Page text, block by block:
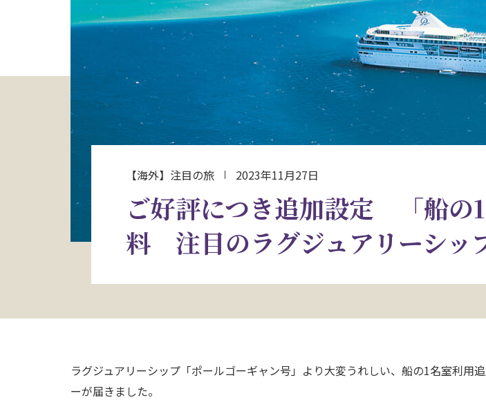
【海外】注目の旅 2023年11月27日
ご好評につき追加設定 「船の
料 注目のラグジュアリーシッ
ラグジュアリーシップ「ポールゴーギャン号」より大変うれしい、船の1名室利用
ーが届きました。